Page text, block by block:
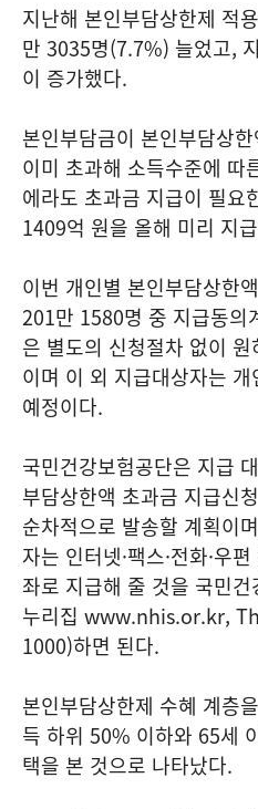
지난해 본인부담상한제 적
만 3035명(7.7%) 늘었고,
이 증가했다.
본인부담금이 본인부담상
이미 초과해 소득수준에 따
에라도 초과금 지급이 필요
1409억 원을 올해 미리 지
이번 개인별 본인부담상한
201만 1580명 중 지급동의
은 별도의 신청절차 없이
이며 이 외 지급대상자는
예정이다.
국민건강보험공단은 지급
부담상한액 초과금 지급신
순차적으로 발송할 계획이
자는 인터넷·팩스·전화·우
좌로 지급해 줄 것을 국민
누리집 www.nhis.or.kr,
1000)하면 된다.
본인부담상한제 수혜 계층
득 하위 50% 이하와 65세
택을 본 것으로 나타났다.